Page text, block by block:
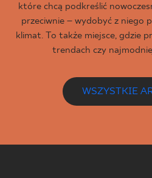
które chcą podkreślić
przeciwnie – wydobyć z niego
klimat. To także miejsce, gdzie
trendach czy
WSZYSTKIE